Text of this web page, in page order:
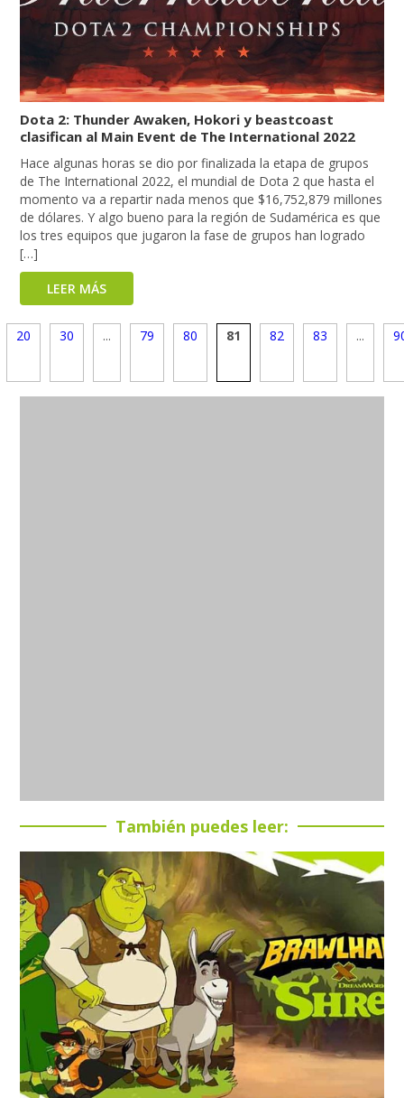
Dota 2: Thunder Awaken, Hokori y beastcoast
clasifican al Main Event de The International 2022
Hace algunas horas se dio por finalizada la etapa de grupos
de The International 2022, el mundial de Dota 2 que hasta el
momento va a repartir nada menos que $16,752,879 millones
de dólares. Y algo bueno para la región de Sudamérica es que
los tres equipos que jugaron la fase de grupos han logrado
[…]
LEER MÁS
20 30 ... 79 80 81 82 83 ...
También puedes leer: